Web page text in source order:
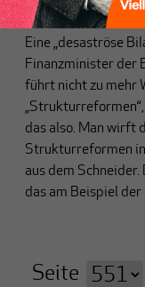
VonHeiner
Eine „desaströse
Finanzminister der
führt nicht zu mehr
das also. Man wirft
Strukturreformen in
aus dem Schneider.
das am Beispiel
Seite